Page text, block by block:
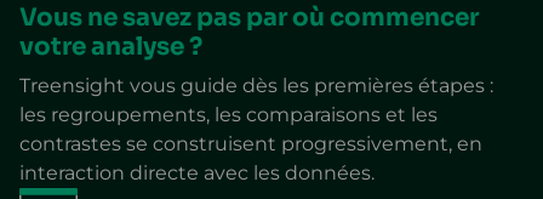
Vous ne savez pas par où commencer
votre analyse ?
Treensight vous guide dès les premières étapes :
les regroupements, les comparaisons et les
contrastes se construisent progressivement, en
interaction directe avec les données.